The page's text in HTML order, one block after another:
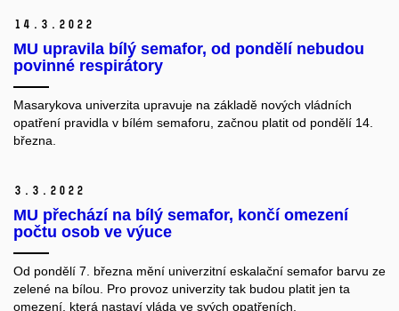
14. 3. 2022
MU upravila bílý semafor, od pondělí nebudou
povinné respirátory
Masarykova univerzita upravuje na základě nových vládních
opatření pravidla v bílém semaforu, začnou platit od pondělí 14.
března.
3. 3. 2022
MU přechází na bílý semafor, končí omezení
počtu osob ve výuce
Od pondělí 7. března mění univerzitní eskalační semafor barvu ze
zelené na bílou. Pro provoz univerzity tak budou platit jen ta
omezení, která nastaví vláda ve svých opatřeních.